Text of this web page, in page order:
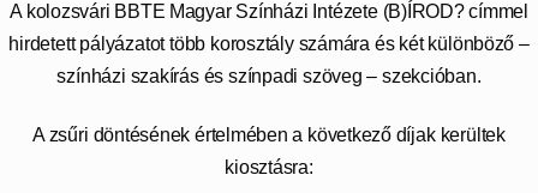
A kolozsvári BBTE Magyar Színházi Intézete (B)ÍROD? címmel
hirdetett pályázatot több korosztály számára és két különböző –
színházi szakírás és színpadi szöveg – szekcióban.
A zsűri döntésének értelmében a következő díjak kerültek
kiosztásra: